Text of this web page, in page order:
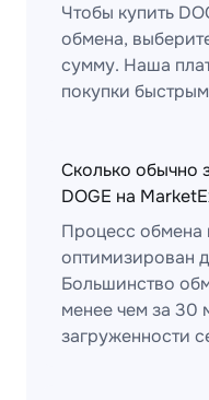
Чтобы купить
обмена,
сумму. Наша
покупки
Сколько обычно
DOGE на
Процесс обмена
оптимизирован
Большинство
менее чем за 30
загруженности